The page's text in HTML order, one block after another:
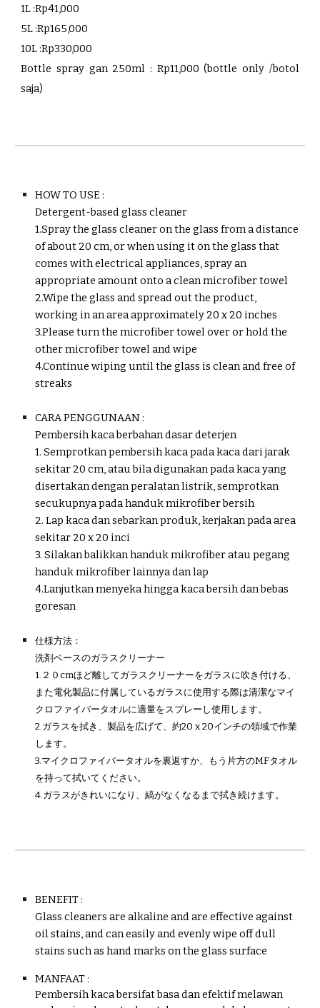
1L :Rp41,000
5L :Rp165,000
10L :Rp330,000
Bottle spray gan 250ml : Rp11,000 (bottle only /botol
saja)
HOW TO USE :
Detergent-based glass cleaner
1.Spray the glass cleaner on the glass from a distance
of about 20 cm, or when using it on the glass that
comes with electrical appliances, spray an
appropriate amount onto a clean microfiber towel
2.Wipe the glass and spread out the product,
working in an area approximately 20 x 20 inches
3.Please turn the microfiber towel over or hold the
othermicrofibertowel and wipe
4.Continue wiping until the glass is clean and free of
streaks
CARA PENGGUNAAN :
Pembersih kaca berbahan dasar deterjen
1. Semprotkan pembersih kaca pada kaca dari jarak
sekitar 20 cm, atau bila digunakan pada kaca yang
disertakan dengan peralatan listrik, semprotkan
secukupnya pada handuk mikrofiber bersih
2. Lap kaca dan sebarkan produk, kerjakan pada area
sekitar 20 x 20 inci
3. Silakan balikkan handuk mikrofiber atau pegang
handukmikrofiberlainnya dan lap
4.Lanjutkan menyeka hingga kaca bersih dan bebas
goresan
仕様方法：
洗剤ベースのガラスクリーナー
1.２０cmほど離してガラスクリーナーをガラスに吹き付ける、
また電化製品に付属しているガラスに使用する際は清潔なマイ
クロファイバータオルに適量をスプレーし使用します。
2.ガラスを拭き、製品を広げて、約20 x 20インチの領域で作業
します。
3.マイクロファイバータオルを裏返すか、もう片方のMFタオル
を持って拭いてください。
4.ガラスがきれいになり、縞がなくなるまで拭き続けます。
BENEFIT :
Glass cleaners are alkaline and are effective against
oil stains, and can easily and evenly wipe off dull
stains such as hand marks on the glass surface
MANFAAT :
Pembersih kaca bersifat basa dan efektif melawan